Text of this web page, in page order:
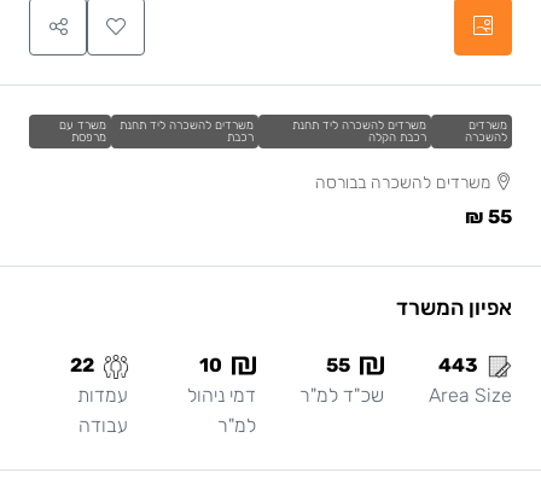
משרדים
להשכרה
משרדים להשכרה ליד תחנת
רכבת הקלה
משרדים להשכרה ליד תחנת
רכבת
משרד עם
מרפסת
משרדים להשכרה בבורסה
55 ₪
אפיון המשרד
443
Area Size
55
שכ"ד למ"ר
10
דמי ניהול
למ"ר
22
עמדות
עבודה